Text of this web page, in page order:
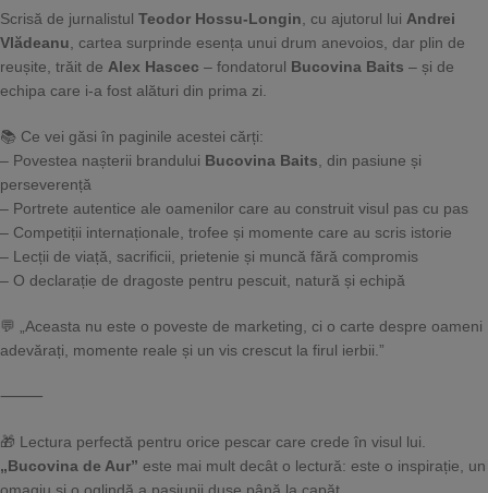
Scrisă de jurnalistul Teodor Hossu-Longin, cu ajutorul lui Andrei
Vlădeanu, cartea surprinde esența unui drum anevoios, dar plin de
reușite, trăit de Alex Hascec – fondatorul Bucovina Baits – și de
echipa care i-a fost alături din prima zi.
📚 Ce vei găsi în paginile acestei cărți:
– Povestea nașterii brandului Bucovina Baits, din pasiune și
perseverență
– Portrete autentice ale oamenilor care au construit visul pas cu pas
– Competiții internaționale, trofee și momente care au scris istorie
– Lecții de viață, sacrificii, prietenie și muncă fără compromis
– O declarație de dragoste pentru pescuit, natură și echipă
💬 „Aceasta nu este o poveste de marketing, ci o carte despre oameni
adevărați, momente reale și un vis crescut la firul ierbii.”
⸻
🎁 Lectura perfectă pentru orice pescar care crede în visul lui.
„Bucovina de Aur” este mai mult decât o lectură: este o inspirație, un